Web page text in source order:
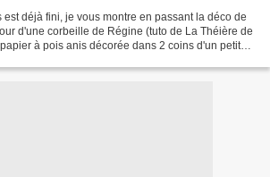
déjà fini, je vous montre en passant la déco de
d'une corbeille de Régine (tuto de La Théière de
à pois anis décorée dans 2 coins d'un petit